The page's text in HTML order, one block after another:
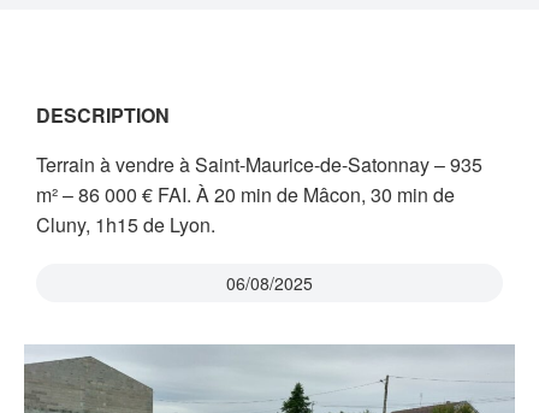
DESCRIPTION
Terrain à vendre à Saint-Maurice-de-Satonnay – 935
m² – 86 000 € FAI. À 20 min de Mâcon, 30 min de
Cluny, 1h15 de Lyon.
06/08/2025